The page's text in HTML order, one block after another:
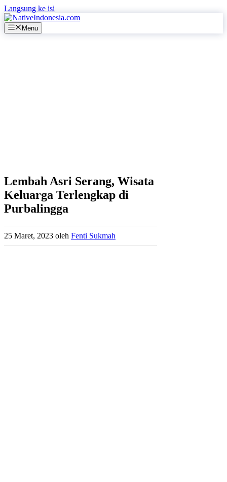
Langsung ke isi
Menu
Lembah Asri Serang, Wisata
Keluarga Terlengkap di
Purbalingga
25 Maret, 2023 oleh Fenti Sukmah